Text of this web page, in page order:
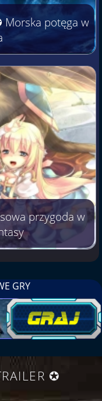
potęga w
przygoda w
GRY
✪